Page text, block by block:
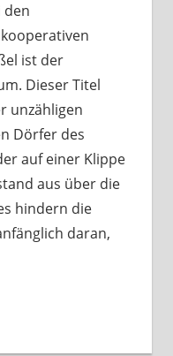
den
ist der
Dieser Titel
unzähligen
Dörfer des
auf einer Klippe
aus über die
hindern die
daran,